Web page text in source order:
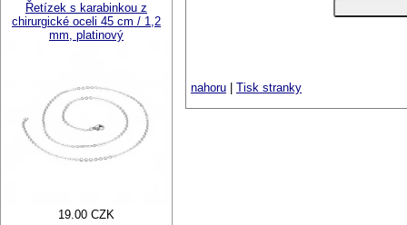
nahoru Tisk stranky
Řetízek s karabinkou z
chirurgické oceli 45 cm / 1,2
mm, platinový
19.00 CZK